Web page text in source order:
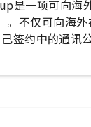
是一项可向海
。不仅可向海外
签约中的通讯